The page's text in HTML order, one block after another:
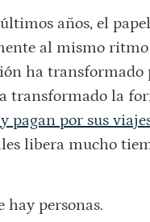
años, el
al mismo ritmo
ha transformado
transformado la
pagan por sus
libera mucho
hay personas.